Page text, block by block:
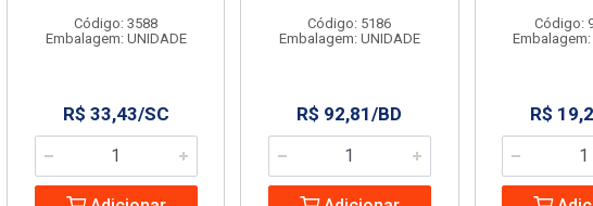
Código: 3588
Embalagem: UNIDADE
R$ 33,43/SC
Código: 5186
Embalagem: UNIDADE
R$ 92,81/BD
Código:
Embalagem:
R$